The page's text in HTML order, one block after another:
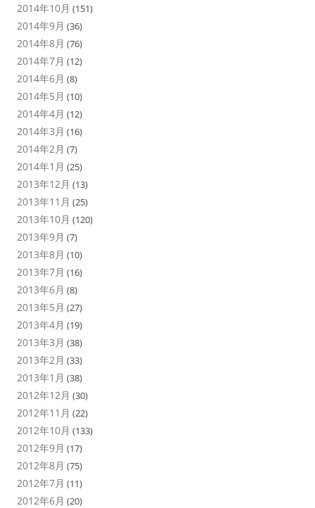
2014年10月 (151)
2014年9月 (36)
2014年8月 (76)
2014年7月 (12)
2014年6月 (8)
2014年5月 (10)
2014年4月 (12)
2014年3月 (16)
2014年2月 (7)
2014年1月 (25)
2013年12月 (13)
2013年11月 (25)
2013年10月 (120)
2013年9月 (7)
2013年8月 (10)
2013年7月 (16)
2013年6月 (8)
2013年5月 (27)
2013年4月 (19)
2013年3月 (38)
2013年2月 (33)
2013年1月 (38)
2012年12月 (30)
2012年11月 (22)
2012年10月 (133)
2012年9月 (17)
2012年8月 (75)
2012年7月 (11)
2012年6月 (20)